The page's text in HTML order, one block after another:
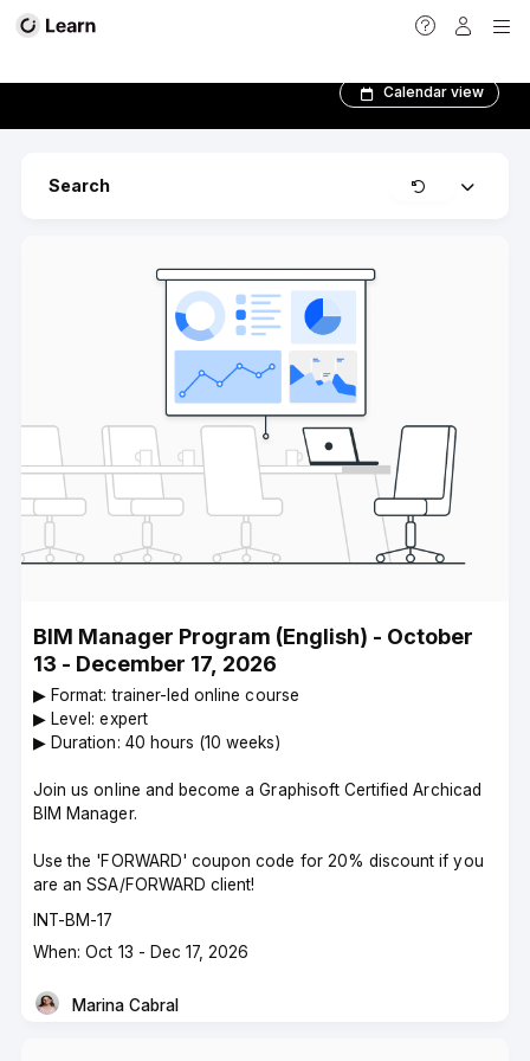
Calendar view
Search ClearExpand
BIM Manager Program (English) - October
13 - December 17, 2026
▶︎ Format: trainer-led online course
▶︎ Level: expert
▶︎ Duration: 40 hours (10 weeks)
Join us online and become a Graphisoft Certified Archicad
BIM Manager.
Use the 'FORWARD' coupon code for 20% discount if you
are an SSA/FORWARD client!
Course
code
INT-BM-17
Course
When: Oct 13 - Dec 17, 2026
Instructor
Marina Cabral